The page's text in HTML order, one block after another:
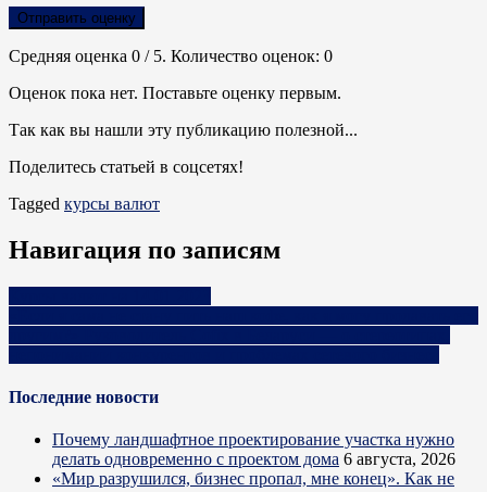
Отправить оценку
Средняя оценка 0 / 5. Количество оценок: 0
Оценок пока нет. Поставьте оценку первым.
Так как вы нашли эту публикацию полезной...
Поделитесь статьей в соцсетях!
Tagged курсы валют
Навигация по записям
Последние новости
Почему ландшафтное проектирование участка нужно
делать одновременно с проектом дома 6 августа, 2026
«Мир разрушился, бизнес пропал, мне конец». Как не